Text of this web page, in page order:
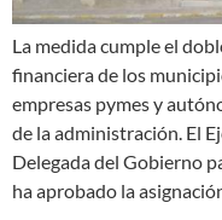
La medida cumple el
financiera de los
empresas pymes y
de la administración. El
Delegada del Gobierno
ha aprobado la